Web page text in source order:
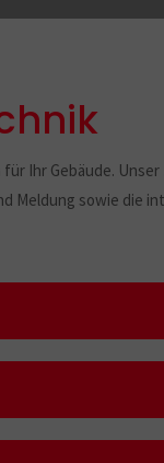
Ihr Gebäude.
Meldung sowie die